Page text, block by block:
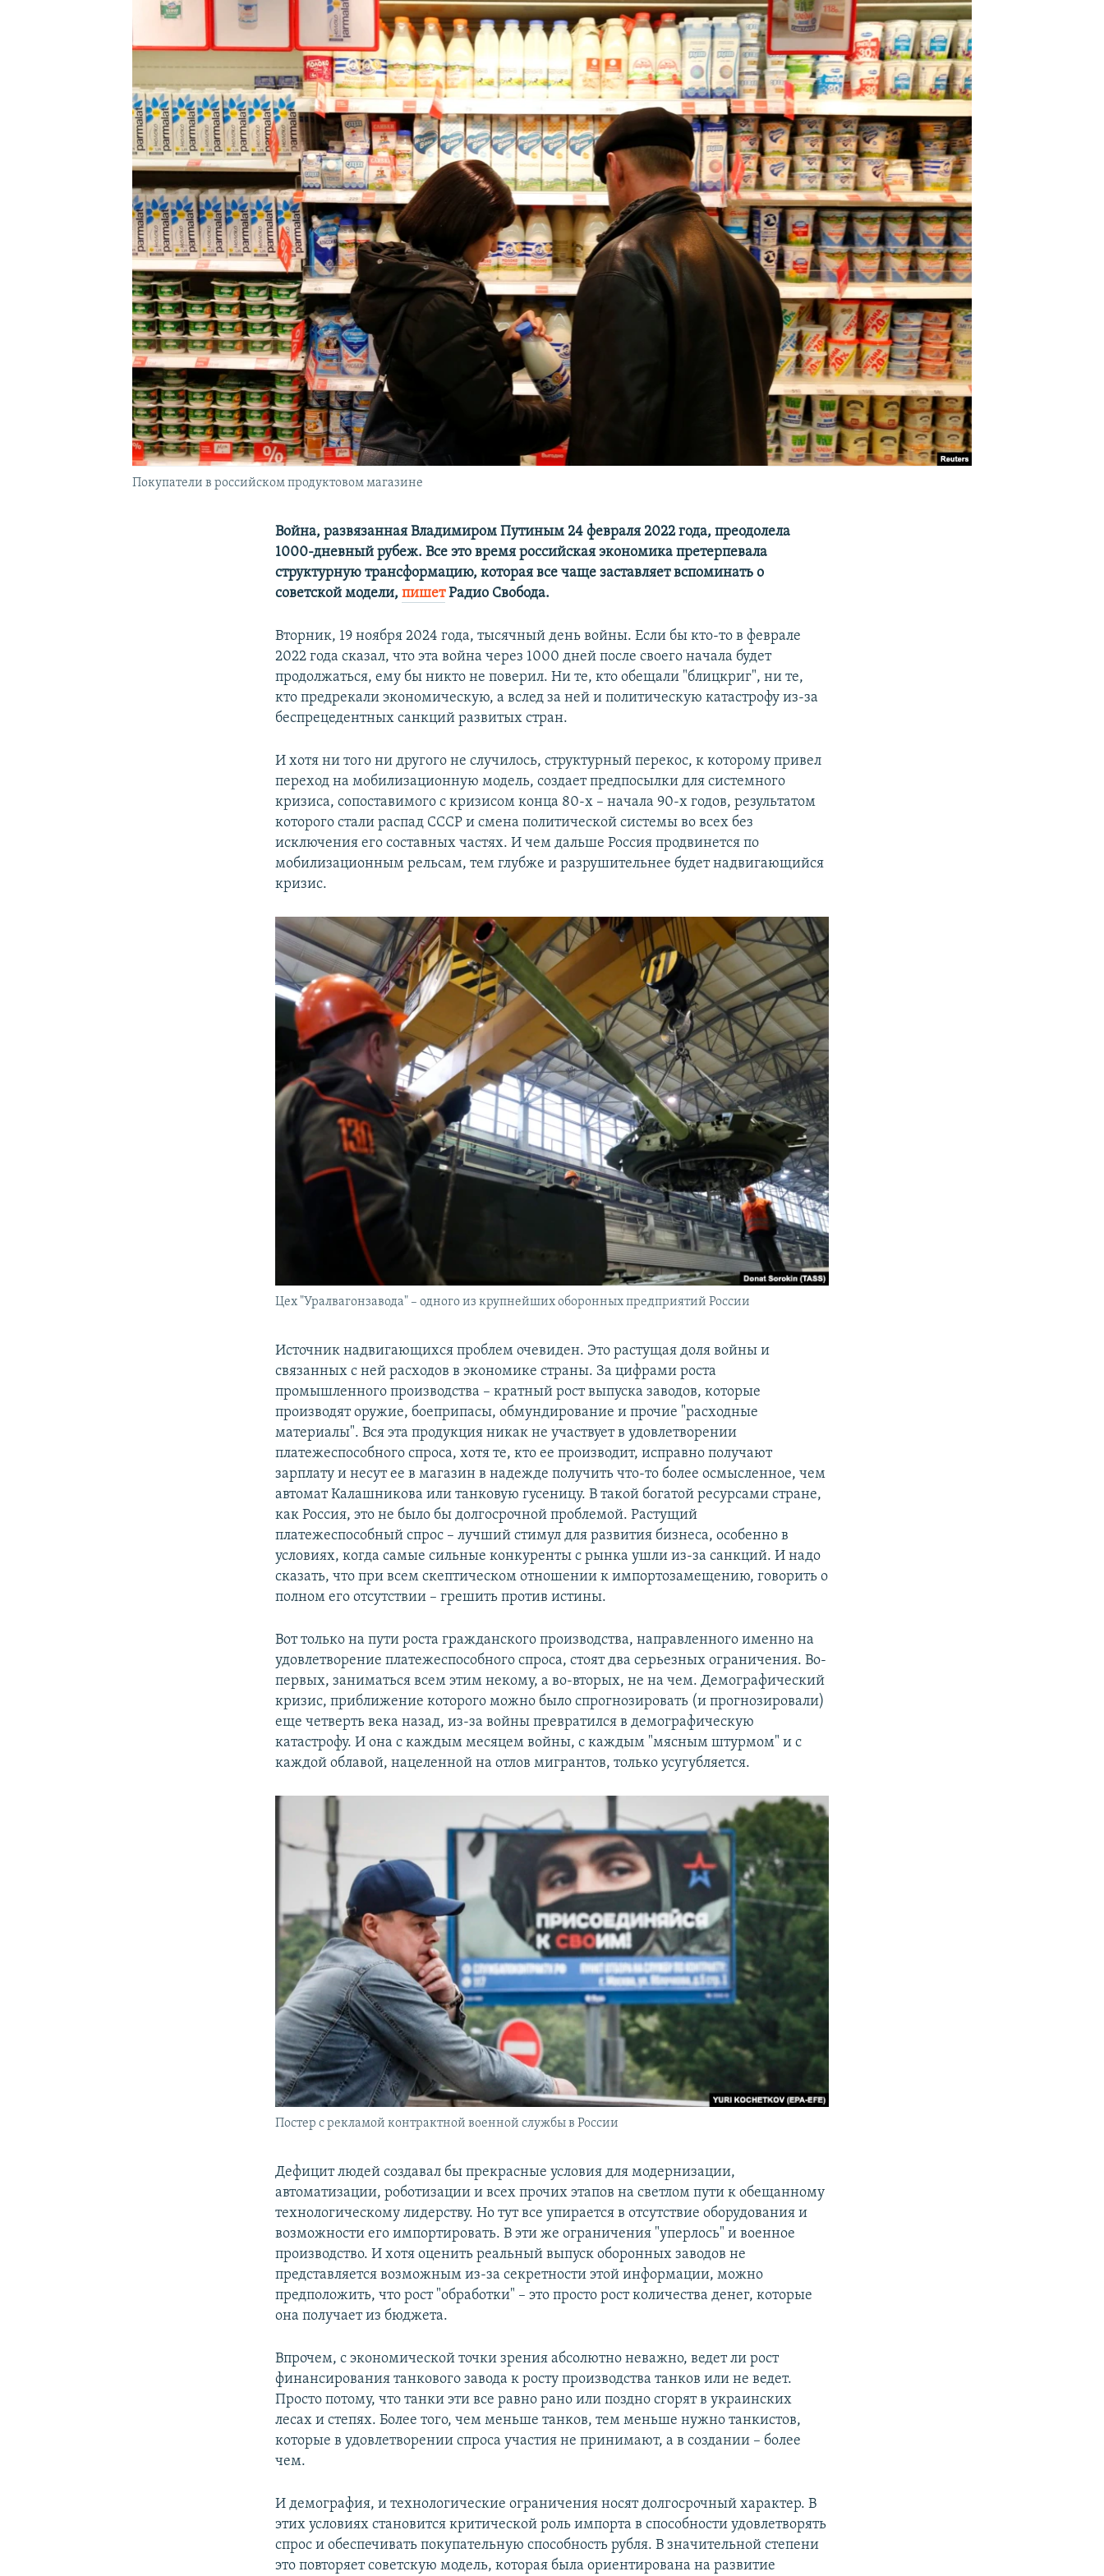
ПОДПИШИТЕСЬ НА РАССЫЛКУ
Покупатели в российском продуктовом магазине
Война, развязанная Владимиром Путиным 24 февраля 2022 года, преодолела
1000-дневный рубеж. Все это время российская экономика претерпевала
структурную трансформацию, которая все чаще заставляет вспоминать о
советской модели,пишетРадио Свобода.
Вторник, 19 ноября 2024 года, тысячный день войны. Если бы кто-то в феврале
2022 года сказал, что эта война через 1000 дней после своего начала будет
продолжаться, ему бы никто не поверил. Ни те, кто обещали "блицкриг", ни те,
кто предрекали экономическую, а вслед за ней и политическую катастрофу из-за
беспрецедентных санкций развитых стран.
И хотя ни того ни другого не случилось, структурный перекос, к которому привел
переход на мобилизационную модель, создает предпосылки для системного
кризиса, сопоставимого с кризисом конца 80-х – начала 90-х годов, результатом
которого стали распад СССР и смена политической системы во всех без
исключения его составных частях. И чем дальше Россия продвинется по
мобилизационным рельсам, тем глубже и разрушительнее будет надвигающийся
кризис.
Цех "Уралвагонзавода" – одного из крупнейших оборонных предприятий России
Источник надвигающихся проблем очевиден. Это растущая доля войны и
связанных с ней расходов в экономике страны. За цифрами роста
промышленного производства – кратный рост выпуска заводов, которые
производят оружие, боеприпасы, обмундирование и прочие "расходные
материалы". Вся эта продукция никак не участвует в удовлетворении
платежеспособного спроса, хотя те, кто ее производит, исправно получают
зарплату и несут ее в магазин в надежде получить что-то более осмысленное, чем
автомат Калашникова или танковую гусеницу. В такой богатой ресурсами стране,
как Россия, это не было бы долгосрочной проблемой. Растущий
платежеспособный спрос – лучший стимул для развития бизнеса, особенно в
условиях, когда самые сильные конкуренты с рынка ушли из-за санкций. И надо
сказать, что при всем скептическом отношении к импортозамещению, говорить о
полном его отсутствии – грешить против истины.
Вот только на пути роста гражданского производства, направленного именно на
удовлетворение платежеспособного спроса, стоят два серьезных ограничения. Во-
первых, заниматься всем этим некому, а во-вторых, не на чем. Демографический
кризис, приближение которого можно было спрогнозировать (и прогнозировали)
еще четверть века назад, из-за войны превратился в демографическую
катастрофу. И она с каждым месяцем войны, с каждым "мясным штурмом" и с
каждой облавой, нацеленной на отлов мигрантов, только усугубляется.
Постер с рекламой контрактной военной службы в России
Дефицит людей создавал бы прекрасные условия для модернизации,
автоматизации, роботизации и всех прочих этапов на светлом пути к обещанному
технологическому лидерству. Но тут все упирается в отсутствие оборудования и
возможности его импортировать. В эти же ограничения "уперлось" и военное
производство. И хотя оценить реальный выпуск оборонных заводов не
представляется возможным из-за секретности этой информации, можно
предположить, что рост "обработки" – это просто рост количества денег, которые
она получает из бюджета.
Впрочем, с экономической точки зрения абсолютно неважно, ведет ли рост
финансирования танкового завода к росту производства танков или не ведет.
Просто потому, что танки эти все равно рано или поздно сгорят в украинских
лесах и степях. Более того, чем меньше танков, тем меньше нужно танкистов,
которые в удовлетворении спроса участия не принимают, а в создании – более
чем.
И демография, и технологические ограничения носят долгосрочный характер. В
этих условиях становится критической роль импорта в способности удовлетворять
спрос и обеспечивать покупательную способность рубля. В значительной степени
это повторяет советскую модель, которая была ориентирована на развитие